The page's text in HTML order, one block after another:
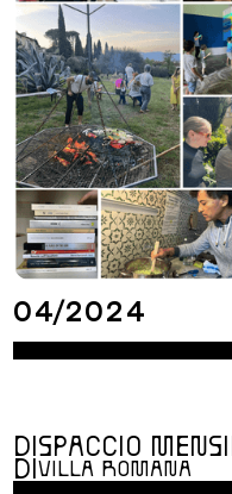
04/2024
DISPACCIO
DIVILLA ROMANA